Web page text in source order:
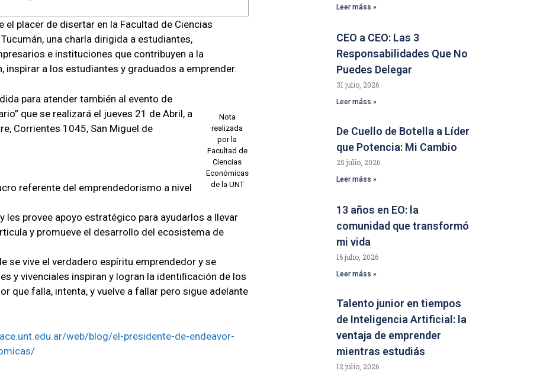
el placer de disertar en la Facultad de Ciencias
una charla dirigida a estudiantes,
e instituciones que contribuyen a la
a los estudiantes y graduados a emprender.
Nota
realizada
por la
Facultad de
Ciencias
Económicas
de la UNT
para atender también al evento de
que se realizará el jueves 21 de Abril, a
Corrientes 1045, San Miguel de
referente del emprendedorismo a nivel
provee apoyo estratégico para ayudarlos a llevar
y promueve el desarrollo del ecosistema de
se vive el verdadero espíritu emprendedor y se
y vivenciales inspiran y logran la identiﬁcación de los
que falla, intenta, y vuelve a fallar pero sigue adelante
web/blog/el-presidente-de-endeavor-
Leer máss »
CEO a CEO: Las 3
Responsabilidades Que No
Puedes Delegar
31 julio, 2026
Leer máss »
De Cuello de Botella a Líder
que Potencia: Mi Cambio
25 julio, 2026
Leer máss »
13 años en EO: la
comunidad que transformó
mi vida
16 julio, 2026
Leer máss »
Talento junior en tiempos
de Inteligencia Artificial: la
ventaja de emprender
mientras estudiás
12 julio, 2026